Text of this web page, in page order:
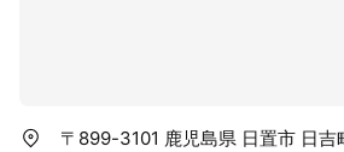
〒899-3101 鹿児島県 日置市 日吉